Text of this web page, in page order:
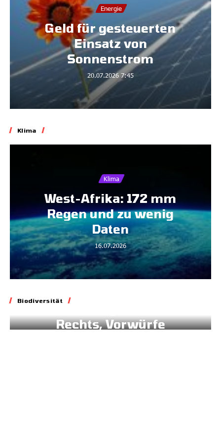
Energie
Geld für gesteuerten
Einsatz von
Sonnenstrom
20.07.2026 7:45
Klima
Klima
West-Afrika: 172 mm
Regen und zu wenig
Daten
16.07.2026
Biodiversität
Rechts, Vorwürfe